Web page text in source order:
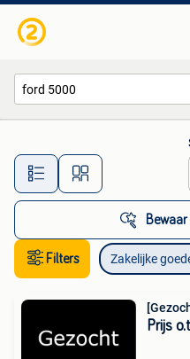
Alle
Filters Zakelijke
Prijs